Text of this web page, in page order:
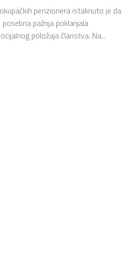
penzionera istaknuto je da
pažnja poklanjala
položaja članstva. Na...